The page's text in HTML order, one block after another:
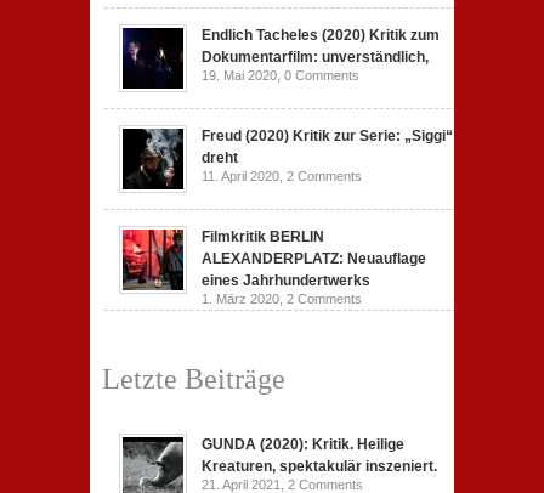
Endlich Tacheles (2020) Kritik zum
Dokumentarfilm: unverständlich,
19. Mai 2020, 0 Comments
Freud (2020) Kritik zur Serie: „Siggi“
dreht
11. April 2020, 2 Comments
Filmkritik BERLIN
ALEXANDERPLATZ: Neuauflage
eines Jahrhundertwerks
1. März 2020, 2 Comments
Letzte Beiträge
GUNDA (2020): Kritik. Heilige
Kreaturen, spektakulär inszeniert.
21. April 2021, 2 Comments